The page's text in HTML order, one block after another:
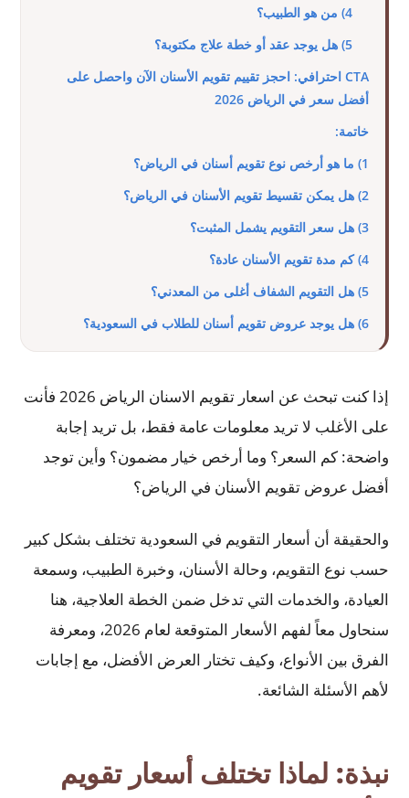
4) من هو الطبيب؟
5) هل يوجد عقد أو خطة علاج مكتوبة؟
CTA احترافي: احجز تقييم تقويم الأسنان الآن واحصل على
أفضل سعر في الرياض 2026
خاتمة:
1) ما هو أرخص نوع تقويم أسنان في الرياض؟
2) هل يمكن تقسيط تقويم الأسنان في الرياض؟
3) هل سعر التقويم يشمل المثبت؟
4) كم مدة تقويم الأسنان عادة؟
5) هل التقويم الشفاف أغلى من المعدني؟
6) هل يوجد عروض تقويم أسنان للطلاب في السعودية؟
إذا كنت تبحث عن اسعار تقويم الاسنان الرياض 2026 فأنت
على الأغلب لا تريد معلومات عامة فقط، بل تريد إجابة
واضحة: كم السعر؟ وما أرخص خيار مضمون؟ وأين توجد
أفضل عروض تقويم الأسنان في الرياض؟
والحقيقة أن أسعار التقويم في السعودية تختلف بشكل كبير
حسب نوع التقويم، وحالة الأسنان، وخبرة الطبيب، وسمعة
العيادة، والخدمات التي تدخل ضمن الخطة العلاجية، هنا
سنحاول معاً لفهم الأسعار المتوقعة لعام 2026، ومعرفة
الفرق بين الأنواع، وكيف تختار العرض الأفضل، مع إجابات
لأهم الأسئلة الشائعة.
نبذة: لماذا تختلف أسعار تقويم